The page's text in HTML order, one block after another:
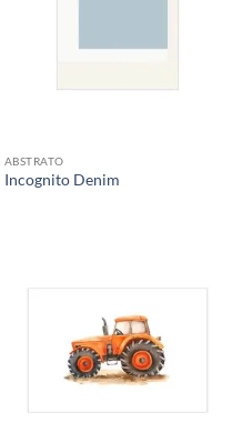
ABSTRATO
Incognito Denim